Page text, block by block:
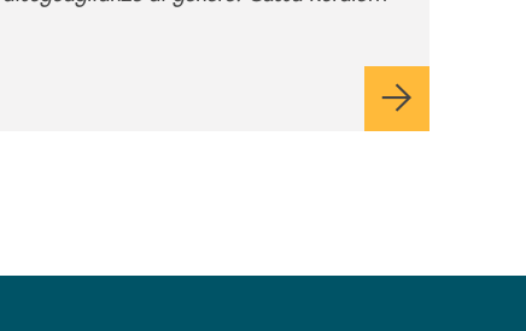
valori e influenzi direttamente la comunità